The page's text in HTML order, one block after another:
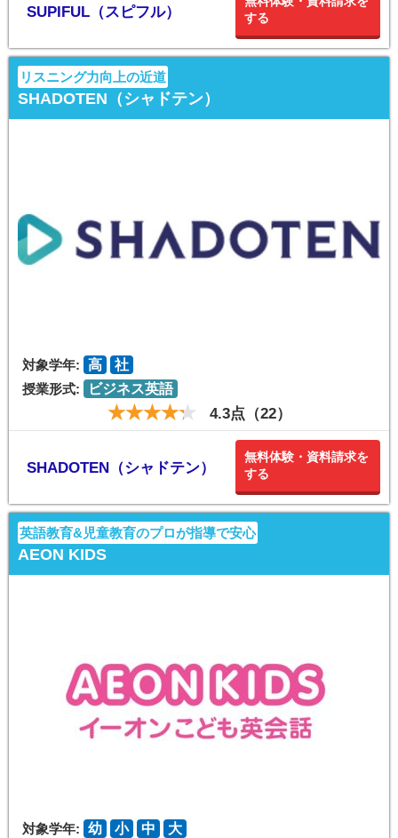
SUPIFUL（スピフル）
する
リスニング力向上の近道
SHADOTEN（シャドテン）
対象学年: 高
社
授業形式:
ビジネス英語
4.3点（22）
SHADOTEN（シャドテン）
無料体験・資料請求を
する
英語教育&児童教育のプロが指導で安心
AEON KIDS
対象学年: 幼 小 中
大